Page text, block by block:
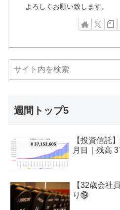
よろしくお願い致します。
週間トップ5
【投資信託
月目｜残高
【32歳会社
り⑲